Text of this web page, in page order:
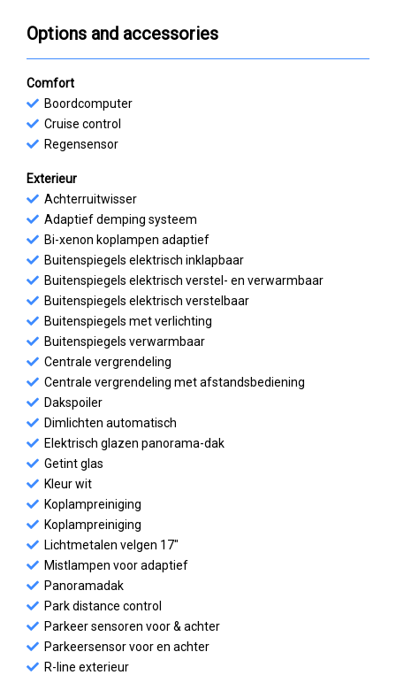
Options and accessories
Comfort
Boordcomputer
Cruise control
Regensensor
Exterieur
Achterruitwisser
Adaptief demping systeem
Bi-xenon koplampen adaptief
Buitenspiegels elektrisch inklapbaar
Buitenspiegels elektrisch verstel- en verwarmbaar
Buitenspiegels elektrisch verstelbaar
Buitenspiegels met verlichting
Buitenspiegels verwarmbaar
Centrale vergrendeling
Centrale vergrendeling met afstandsbediening
Dakspoiler
Dimlichten automatisch
Elektrisch glazen panorama-dak
Getint glas
Kleur wit
Koplampreiniging
Koplampreiniging
Lichtmetalen velgen 17"
Mistlampen voor adaptief
Panoramadak
Park distance control
Parkeer sensoren voor & achter
Parkeersensor voor en achter
R-line exterieur